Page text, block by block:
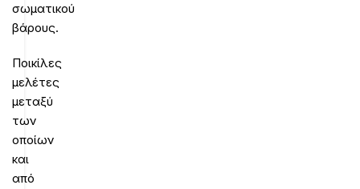
σωματικού
βάρους.
Ποικίλες
μελέτες
μεταξύ
των
οποίων
και
από